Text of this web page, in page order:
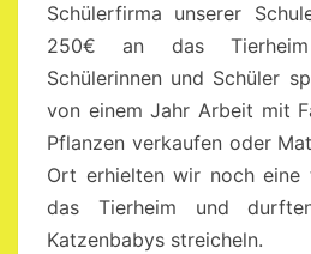
Schülerfirma unserer
250€ an das
Schülerinnen und Schüler
von einem Jahr Arbeit mit
Pflanzen verkaufen oder
Ort erhielten wir noch eine
das Tierheim und
Katzenbabys streicheln.